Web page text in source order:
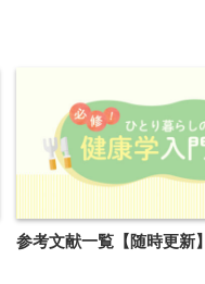
参考文献一覧【随時更新